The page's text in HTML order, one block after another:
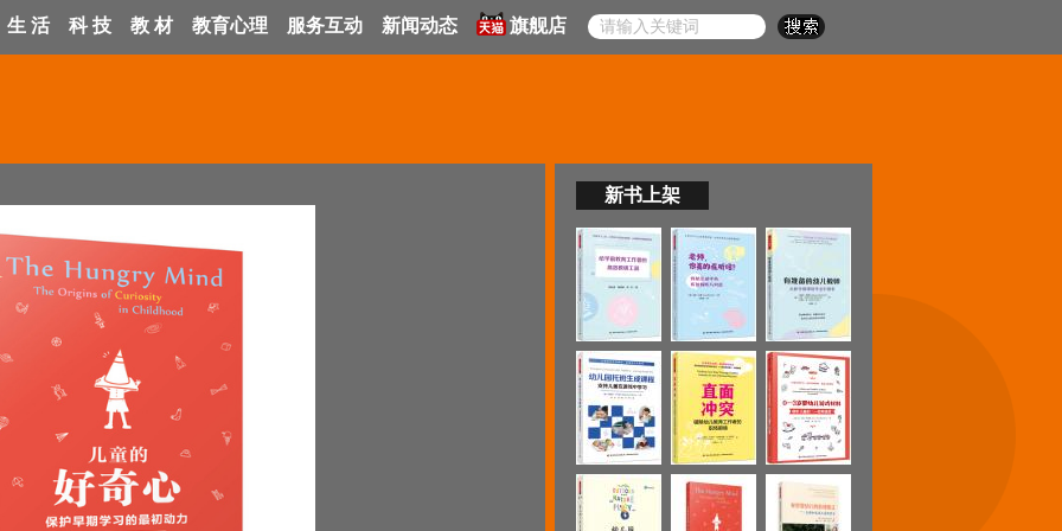
生 活 科 技 教 材 教育心理 服务互动 新闻动态 旗舰店
新书上架